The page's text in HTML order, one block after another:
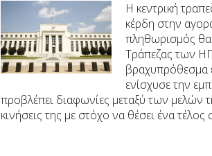
Η κεντρική
κέρδη στην
πληθωρισμός θα
Τράπεζας των
βραχυπρόθεσμα
ενίσχυσε την
προβλέπει διαφωνίες μεταξύ των μελών
κινήσεις της με στόχο να θέσει ένα